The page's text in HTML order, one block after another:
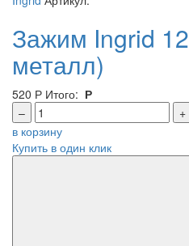
Зажим Ingrid
металл)
520 Р Итого: Р
–
+
в корзину
Купить в один клик